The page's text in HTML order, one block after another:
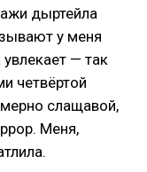
дыртейла
у меня
— так
четвёртой
слащавой,
Меня,